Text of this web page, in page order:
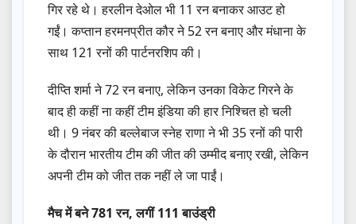
गिर रहे थे। हरलीन देओल भी 11 रन बनाकर आउट हो
गईं। कप्तान हरमनप्रीत कौर ने 52 रन बनाए और मंधाना के
साथ 121 रनों की पार्टनरशिप की।
दीप्ति शर्मा ने 72 रन बनाए, लेकिन उनका विकेट गिरने के
बाद ही कहीं ना कहीं टीम इंडिया की हार निश्चित हो चली
थी। 9 नंबर की बल्लेबाज स्नेह राणा ने भी 35 रनों की पारी
के दौरान भारतीय टीम की जीत की उम्मीद बनाए रखी, लेकिन
अपनी टीम को जीत तक नहीं ले जा पाईं।
मैच में बने 781 रन, लगीं 111 बाउंड्री